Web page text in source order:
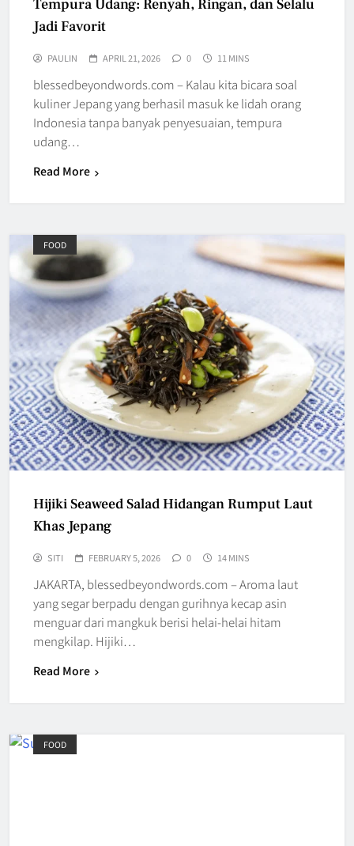
Tempura Udang: Renyah, Ringan, dan Selalu
Jadi Favorit
PAULIN APRIL 21, 2026 0 11 MINS
blessedbeyondwords.com – Kalau kita bicara soal
kuliner Jepang yang berhasil masuk ke lidah orang
Indonesia tanpa banyak penyesuaian, tempura
udang…
Read More
FOOD
Hijiki Seaweed Salad Hidangan Rumput Laut
Khas Jepang
SITI FEBRUARY 5, 2026 0 14 MINS
JAKARTA, blessedbeyondwords.com – Aroma laut
yang segar berpadu dengan gurihnya kecap asin
menguar dari mangkuk berisi helai-helai hitam
mengkilap. Hijiki…
Read More
FOOD